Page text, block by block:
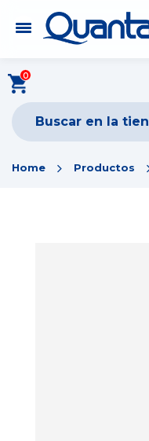
0
Home Productos